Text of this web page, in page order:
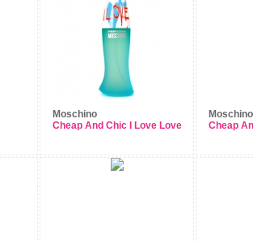
Moschino
Cheap And Chic I Love Love
Moschino
Cheap